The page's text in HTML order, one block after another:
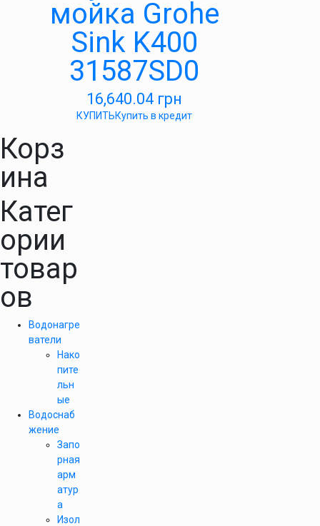
мойка Grohe
Sink K400
31587SD0
16,640.04 грн
КУПИТЬКупить в кредит
Корз
ина
Катег
ории
товар
ов
Водонагре
ватели
Нако
пите
льн
ые
Водоснаб
жение
Запо
рная
арм
атур
а
Изол